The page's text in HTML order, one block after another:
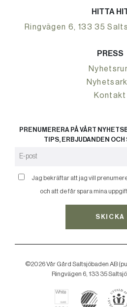
HITTA
Ringvägen 6, 133 35
PRESS
Kontakt
PRENUMERERA PÅ VÅRT
TIPS, ERBJUDANDEN
Jag bekräftar att jag vill
och att de får spara mina
SKICKA
©2026 Vår Gård Saltsjöbaden AB
Ringvägen 6, 133 35